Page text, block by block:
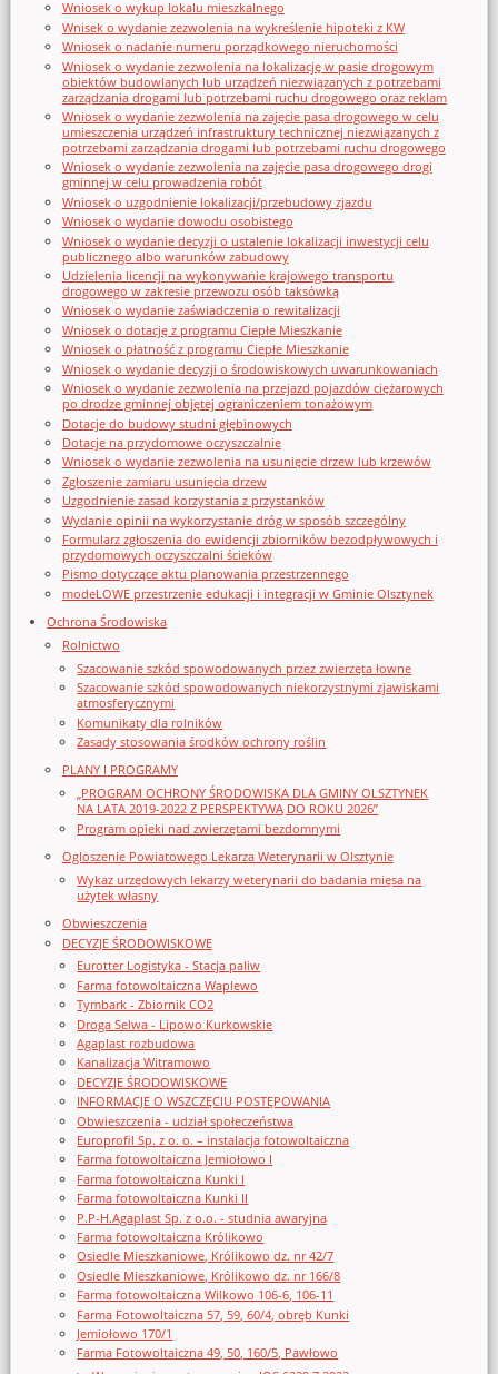
Wniosek o wykup lokalu mieszkalnego
Wnisek o wydanie zezwolenia na wykreślenie hipoteki z KW
Wniosek o nadanie numeru porządkowego nieruchomości
Wniosek o wydanie zezwolenia na lokalizację w pasie drogowym
obiektów budowlanych lub urządzeń niezwiązanych z potrzebami
zarządzania drogami lub potrzebami ruchu drogowego oraz reklam
Wniosek o wydanie zezwolenia na zajęcie pasa drogowego w celu
umieszczenia urządzeń infrastruktury technicznej niezwiązanych z
potrzebami zarządzania drogami lub potrzebami ruchu drogowego
Wniosek o wydanie zezwolenia na zajęcie pasa drogowego drogi
gminnej w celu prowadzenia robót
Wniosek o uzgodnienie lokalizacji/przebudowy zjazdu
Wniosek o wydanie dowodu osobistego
Wniosek o wydanie decyzji o ustalenie lokalizacji inwestycji celu
publicznego albo warunków zabudowy
Udzielenia licencji na wykonywanie krajowego transportu
drogowego w zakresie przewozu osób taksówką
Wniosek o wydanie zaświadczenia o rewitalizacji
Wniosek o dotację z programu Ciepłe Mieszkanie
Wniosek o płatność z programu Ciepłe Mieszkanie
Wniosek o wydanie decyzji o środowiskowych uwarunkowaniach
Wniosek o wydanie zezwolenia na przejazd pojazdów ciężarowych
po drodze gminnej objętej ograniczeniem tonażowym
Dotacje do budowy studni głębinowych
Dotacje na przydomowe oczyszczalnie
Wniosek o wydanie zezwolenia na usunięcie drzew lub krzewów
Zgłoszenie zamiaru usunięcia drzew
Uzgodnienie zasad korzystania z przystanków
Wydanie opinii na wykorzystanie dróg w sposób szczególny
Formularz zgłoszenia do ewidencji zbiorników bezodpływowych i
przydomowych oczyszczalni ścieków
Pismo dotyczące aktu planowania przestrzennego
modeLOWE przestrzenie edukacji i integracji w Gminie Olsztynek
Ochrona Środowiska
Rolnictwo
Szacowanie szkód spowodowanych przez zwierzęta łowne
Szacowanie szkód spowodowanych niekorzystnymi zjawiskami
atmosferycznymi
Komunikaty dla rolników
Zasady stosowania środków ochrony roślin
PLANY I PROGRAMY
„PROGRAM OCHRONY ŚRODOWISKA DLA GMINY OLSZTYNEK
NA LATA 2019-2022 Z PERSPEKTYWĄ DO ROKU 2026”
Program opieki nad zwierzętami bezdomnymi
Ogloszenie Powiatowego Lekarza Weterynarii w Olsztynie
Wykaz urzędowych lekarzy weterynarii do badania mięsa na
użytek własny
Obwieszczenia
DECYZJE ŚRODOWISKOWE
Eurotter Logistyka - Stacja paliw
Farma fotowoltaiczna Waplewo
Tymbark - Zbiornik CO2
Droga Selwa - Lipowo Kurkowskie
Agaplast rozbudowa
Kanalizacja Witramowo
DECYZJE ŚRODOWISKOWE
INFORMACJE O WSZCZĘCIU POSTĘPOWANIA
Obwieszczenia - udział społeczeństwa
Europrofil Sp. z o. o. – instalacja fotowoltaiczna
Farma fotowoltaiczna Jemiołowo I
Farma fotowoltaiczna Kunki I
Farma fotowoltaiczna Kunki II
P.P-H.Agaplast Sp. z o.o. - studnia awaryjna
Farma fotowoltaiczna Królikowo
Osiedle Mieszkaniowe, Królikowo dz. nr 42/7
Osiedle Mieszkaniowe, Królikowo dz. nr 166/8
Farma fotowoltaiczna Wilkowo 106-6, 106-11
Farma Fotowoltaiczna 57, 59, 60/4, obręb Kunki
Jemiołowo 170/1
Farma Fotowoltaiczna 49, 50, 160/5, Pawłowo